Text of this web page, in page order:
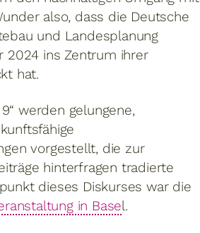
also, dass die Deutsche
und Landesplanung
2024 ins Zentrum ihrer
hat.
9“ werden gelungene,
vorgestellt, die zur
hinterfragen tradierte
dieses Diskurses war die
in Basel.